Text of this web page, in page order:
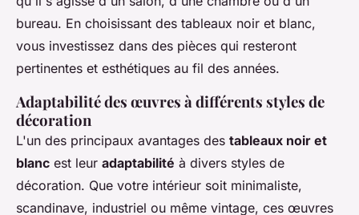
bureau. En choisissant des tableaux noir et blanc,
vous investissez dans des pièces qui resteront
pertinentes et esthétiques au fil des années.
Adaptabilité des œuvres à différents styles de
décoration
L'un des principaux avantages des tableaux noir et
blanc est leur adaptabilité à divers styles de
décoration. Que votre intérieur soit minimaliste,
scandinave, industriel ou même vintage, ces œuvres